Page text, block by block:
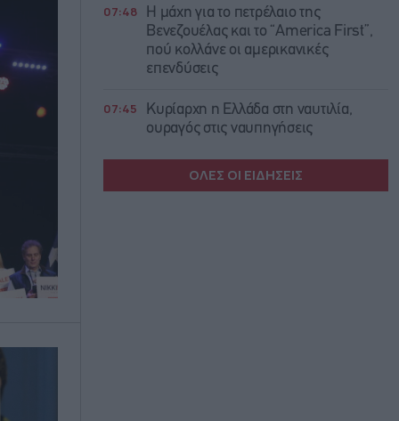
07:48
Η μάχη για το πετρέλαιο της
Βενεζουέλας και το “America First”,
πού κολλάνε οι αμερικανικές
επενδύσεις
07:45
Κυρίαρχη η Ελλάδα στη ναυτιλία,
ουραγός στις ναυπηγήσεις
ΟΛΕΣ ΟΙ ΕΙΔΗΣΕΙΣ